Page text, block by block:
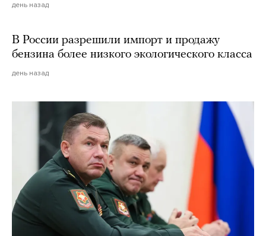
день назад
В России разрешили импорт и продажу
бензина более низкого экологического класса
день назад